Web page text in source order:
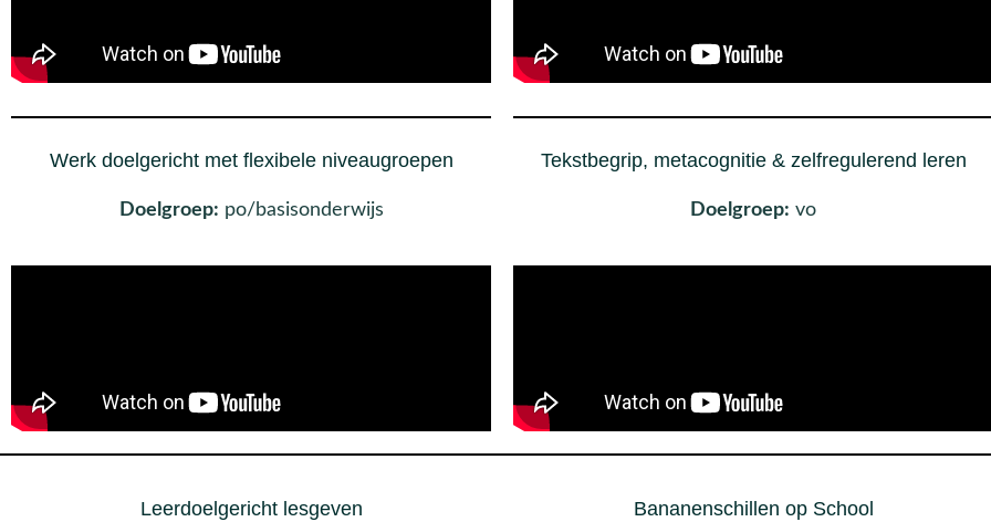
Werk doelgericht met flexibele niveaugroepen
Doelgroep: po/basisonderwijs
Tekstbegrip, metacognitie & zelfregulerend leren
Doelgroep: vo
Leerdoelgericht lesgeven Bananenschillen op School